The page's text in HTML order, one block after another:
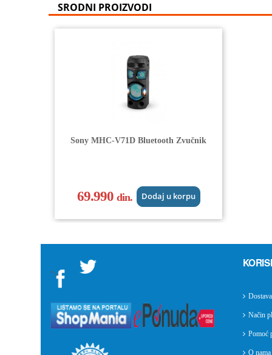
SRODNI PROIZVODI
Sony MHC-V71D Bluetooth Zvučnik
69.990 din. Dodaj u korpu
">
Dostava
Način
Pomoć
O nama